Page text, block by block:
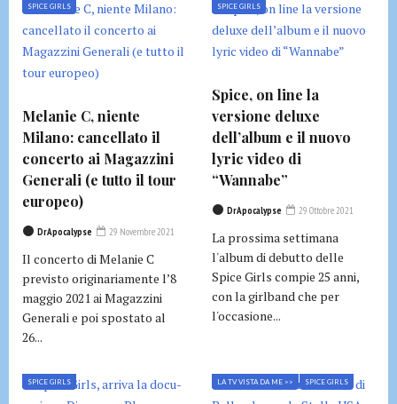
SPICE GIRLS
Melanie C, niente
Milano: cancellato il
concerto ai Magazzini
Generali (e tutto il tour
europeo)
DrApocalypse 29 Novembre 2021
Il concerto di Melanie C
previsto originariamente l’8
maggio 2021 ai Magazzini
Generali e poi spostato al
26...
SPICE GIRLS
Spice, on line la
versione deluxe
dell’album e il nuovo
lyric video di
“Wannabe”
DrApocalypse 29 Ottobre 2021
La prossima settimana
l'album di debutto delle
Spice Girls compie 25 anni,
con la girlband che per
l'occasione...
SPICE GIRLS LA TV VISTA DA ME >> SPICE GIRLS